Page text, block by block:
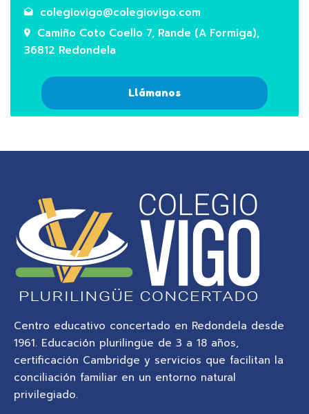
colegiovigo@colegiovigo.com
Camiño Coto Coello 7, Rande (A Formiga),
36812 Redondela
Llámanos
Centro educativo concertado en Redondela desde
1961. Educación plurilingüe de 3 a 18 años,
certificación Cambridge y servicios que facilitan la
conciliación familiar en un entorno natural
privilegiado.